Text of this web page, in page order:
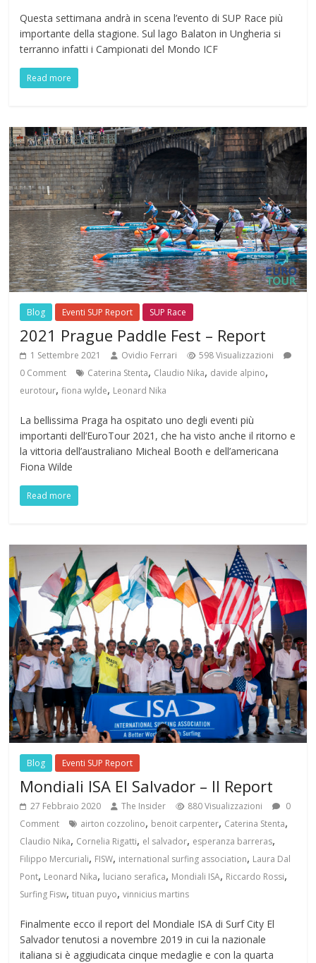
Questa settimana andrà in scena l’evento di SUP Race più
importante della stagione. Sul lago Balaton in Ungheria si
terranno infatti i Campionati del Mondo ICF
Read more
Blog Eventi SUP Report SUP Race
2021 Prague Paddle Fest – Report
1 Settembre 2021 Ovidio Ferrari
598 Visualizzazioni
0 Comment
Caterina Stenta, Claudio Nika, davide alpino,
eurotour,fiona wylde, Leonard Nika
La bellissima Praga ha ospitato uno degli eventi più
importanti dell’EuroTour 2021, che ha visto anche il ritorno e
la vittoria dell’australiano Micheal Booth e dell’americana
Fiona Wilde
Read more
Blog Eventi SUP Report
Mondiali ISA El Salvador – Il Report
27 Febbraio 2020 The Insider 880 Visualizzazioni
0
Comment
airton cozzolino, benoit carpenter, Caterina Stenta,
Claudio Nika, Cornelia Rigatti, el salvador, esperanza barreras,
Filippo Mercuriali, FISW, international surfing association, Laura Dal
Pont, Leonard Nika, luciano serafica, Mondiali ISA, Riccardo Rossi,
Surfing Fisw,tituan puyo,vinnicius martins
Finalmente ecco il report del Mondiale ISA di Surf City El
Salvador tenutosi a novembre 2019 in cui la nazionale
italiana si è aggiudicata cinque medaglie e con la quarta